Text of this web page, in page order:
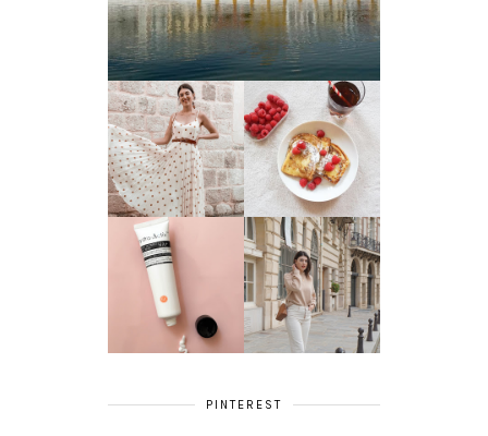
LA ROBE SÉZANE
RECETTE - PAIN
PERDU
TEST PRODUIT #1
: HYDRA ACTIV
SMART NUTRIENT
DAY DREAM - FIGS
& ROUGE
3 TENUES
PORTÉES CE MOIS
#JANVIER
PINTEREST